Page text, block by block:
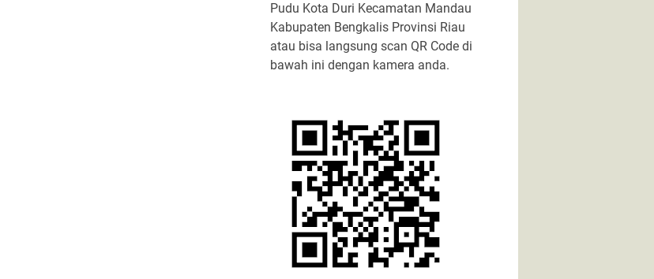
Pudu Kota Duri Kecamatan Mandau
Kabupaten Bengkalis Provinsi Riau
atau bisa langsung scan QR Code di
bawah ini dengan kamera anda.